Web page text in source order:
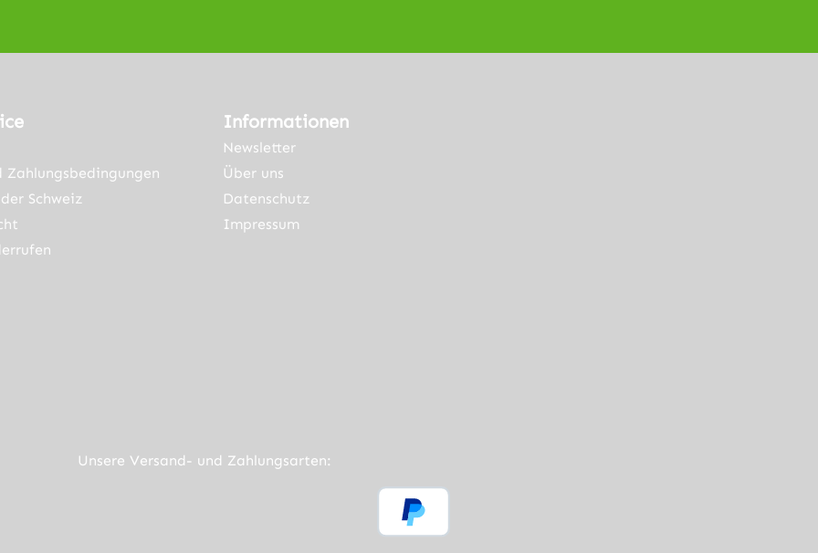
Link) Link)
Tab (externer Link)
Link)
Zahlungsbedingungen
Schweiz
Informationen
Newsletter
Über uns
Datenschutz
Impressum
Unsere Versand- und Zahlungsarten: